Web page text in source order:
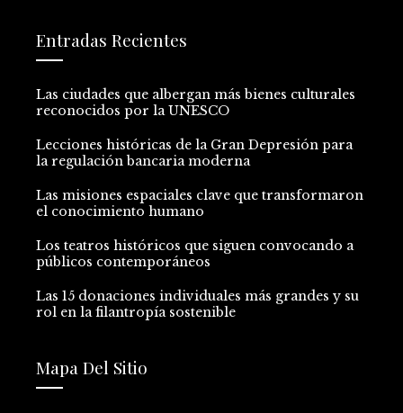
Entradas Recientes
Las ciudades que albergan más bienes culturales
reconocidos por la UNESCO
Lecciones históricas de la Gran Depresión para
la regulación bancaria moderna
Las misiones espaciales clave que transformaron
el conocimiento humano
Los teatros históricos que siguen convocando a
públicos contemporáneos
Las 15 donaciones individuales más grandes y su
rol en la filantropía sostenible
Mapa Del Sitio